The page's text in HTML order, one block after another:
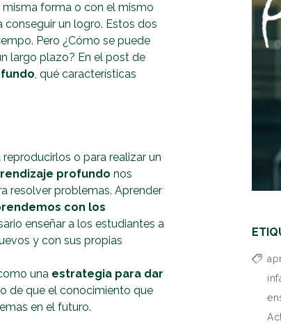
forma o con el mismo
un logro. Estos dos
Pero ¿Cómo se puede
largo plazo? En el post de
, qué características
o para realizar un
profundo nos
resolver problemas. Aprender
con los
enseñar a los estudiantes a
y con sus propias
una estrategia para dar
de que el conocimiento que
en el futuro.